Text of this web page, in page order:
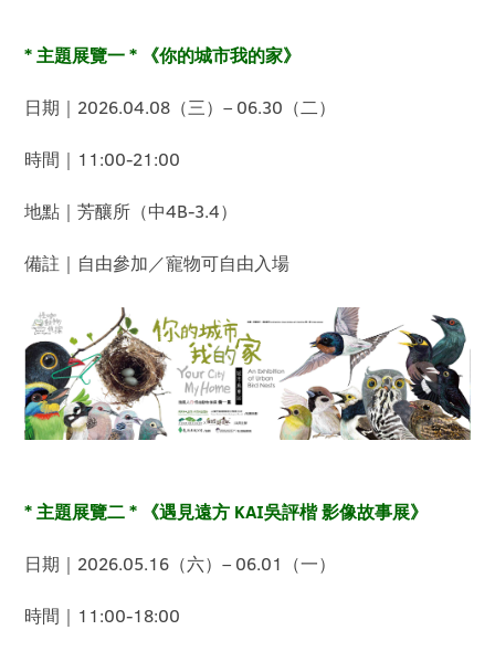
* 主題展覽一 * 《你的城市我的家》
日期｜2026.04.08（三）– 06.30（二）
時間｜11:00-21:00
地點｜芳釀所（中4B-3.4）
備註｜自由參加／寵物可自由入場
* 主題展覽二 * 《遇見遠方 KAI吳評楷 影像故事展》
日期｜2026.05.16（六）– 06.01（一）
時間｜11:00-18:00